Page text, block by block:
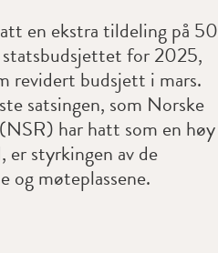
en ekstra tildeling på 50
for 2025,
revidert budsjett i mars.
satsingen, som Norske
har hatt som en høy
styrkingen av de
og møteplassene.